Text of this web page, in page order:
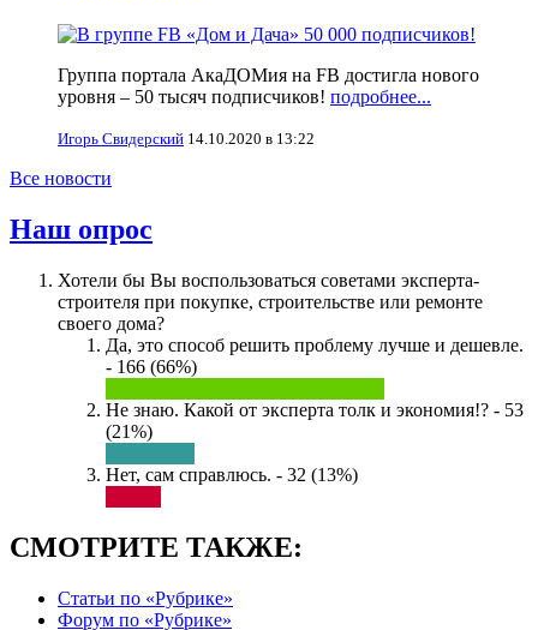
Группа портала АкаДОМия на FB достигла нового
уровня – 50 тысяч подписчиков! подробнее...
Игорь Свидерский 14.10.2020 в 13:22
Все новости
Наш опрос
Хотели бы Вы воспользоваться советами эксперта-
строителя при покупке, строительстве или ремонте
своего дома?
Да, это способ решить проблему лучше и дешевле.
- 166 (66%)
Не знаю. Какой от эксперта толк и экономия!? - 53
(21%)
Нет, сам справлюсь. - 32 (13%)
СМОТРИТЕ ТАКЖЕ:
Статьи по «Рубрике»
Форум по «Рубрике»